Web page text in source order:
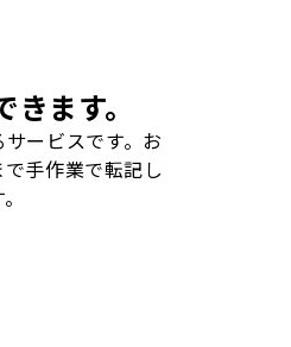
ます。
ービスです。お
手作業で転記し